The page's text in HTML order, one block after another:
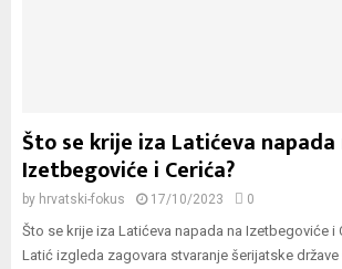
Što se krije iza Latićeva napada
Izetbegoviće i Cerića?
by hrvatski-fokus 17/10/2023 0
Što se krije iza Latićeva napada na Izetbegoviće i
Latić izgleda zagovara stvaranje šerijatske